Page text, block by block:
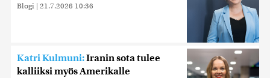
Blogi | 21.7.2026 10:36
Katri Kulmuni:Iranin sota tulee
kalliiksi myös Amerikalle